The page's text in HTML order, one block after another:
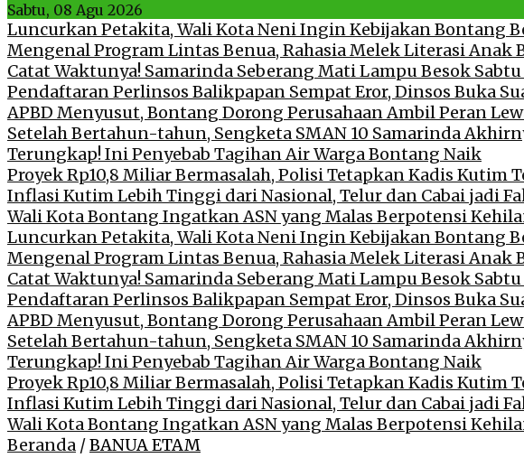
Sabtu, 08 Agu 2026
Luncurkan Petakita, Wali Kota Neni Ingin Kebijakan Bontang
Mengenal Program Lintas Benua, Rahasia Melek Literasi Anak
Catat Waktunya! Samarinda Seberang Mati Lampu Besok Sabtu
Pendaftaran Perlinsos Balikpapan Sempat Eror, Dinsos Buka
APBD Menyusut, Bontang Dorong Perusahaan Ambil Peran
Setelah Bertahun-tahun, Sengketa SMAN 10 Samarinda
Terungkap! Ini Penyebab Tagihan Air Warga Bontang Naik
Proyek Rp10,8 Miliar Bermasalah, Polisi Tetapkan Kadis Kutim
Inflasi Kutim Lebih Tinggi dari Nasional, Telur dan Cabai jadi
Wali Kota Bontang Ingatkan ASN yang Malas Berpotensi
Luncurkan Petakita, Wali Kota Neni Ingin Kebijakan Bontang
Mengenal Program Lintas Benua, Rahasia Melek Literasi Anak
Catat Waktunya! Samarinda Seberang Mati Lampu Besok Sabtu
Pendaftaran Perlinsos Balikpapan Sempat Eror, Dinsos Buka
APBD Menyusut, Bontang Dorong Perusahaan Ambil Peran
Setelah Bertahun-tahun, Sengketa SMAN 10 Samarinda
Terungkap! Ini Penyebab Tagihan Air Warga Bontang Naik
Proyek Rp10,8 Miliar Bermasalah, Polisi Tetapkan Kadis Kutim
Inflasi Kutim Lebih Tinggi dari Nasional, Telur dan Cabai jadi
Wali Kota Bontang Ingatkan ASN yang Malas Berpotensi
Beranda /BANUA ETAM